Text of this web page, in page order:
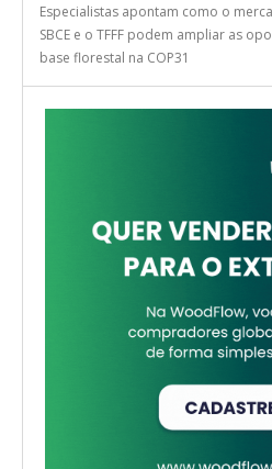
Especialistas apontam como o
SBCE e o TFFF podem ampliar as
base florestal na COP31